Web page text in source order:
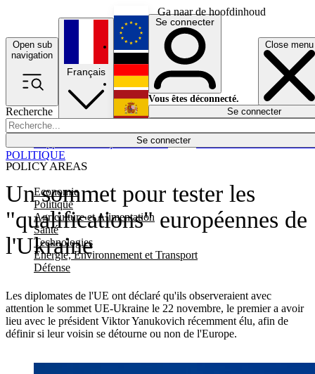
Ga naar de hoofdinhoud
Open sub
navigation
Close menu
Recherche
Se connecter
POLICY AREAS
Economie
Politique
Agriculture et Alimentation
Santé
Technologies
Energie, Environnement et Transport
Défense
Économie
Français
English
Deutsch
Español
Se connecter
Vous êtes déconnecté.
Se connecter
Un sommet pour tester les
"qualifications" européennes de
l'Ukraine
Les diplomates de l'UE ont déclaré qu'ils observeraient avec
attention le sommet UE-Ukraine le 22 novembre, le premier a avoir
lieu avec le président Viktor Yanukovich récemment élu, afin de
définir si leur voisin se détourne ou non de l'Europe.
POLITIQUE